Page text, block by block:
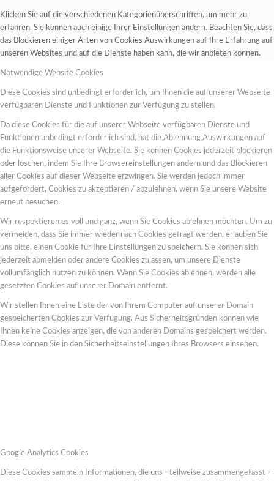
Klicken Sie auf die verschiedenen Kategorienüberschriften, um mehr zu
erfahren. Sie können auch einige Ihrer Einstellungen ändern. Beachten Sie, dass
das Blockieren einiger Arten von Cookies Auswirkungen auf Ihre Erfahrung auf
unseren Websites und auf die Dienste haben kann, die wir anbieten können.
Notwendige Website Cookies
Diese Cookies sind unbedingt erforderlich, um Ihnen die auf unserer Webseite
verfügbaren Dienste und Funktionen zur Verfügung zu stellen.
Da diese Cookies für die auf unserer Webseite verfügbaren Dienste und
Funktionen unbedingt erforderlich sind, hat die Ablehnung Auswirkungen auf
die Funktionsweise unserer Webseite. Sie können Cookies jederzeit blockieren
oder löschen, indem Sie Ihre Browsereinstellungen ändern und das Blockieren
aller Cookies auf dieser Webseite erzwingen. Sie werden jedoch immer
aufgefordert, Cookies zu akzeptieren / abzulehnen, wenn Sie unsere Website
erneut besuchen.
Wir respektieren es voll und ganz, wenn Sie Cookies ablehnen möchten. Um zu
vermeiden, dass Sie immer wieder nach Cookies gefragt werden, erlauben Sie
uns bitte, einen Cookie für Ihre Einstellungen zu speichern. Sie können sich
jederzeit abmelden oder andere Cookies zulassen, um unsere Dienste
vollumfänglich nutzen zu können. Wenn Sie Cookies ablehnen, werden alle
gesetzten Cookies auf unserer Domain entfernt.
Wir stellen Ihnen eine Liste der von Ihrem Computer auf unserer Domain
gespeicherten Cookies zur Verfügung. Aus Sicherheitsgründen können wie
Ihnen keine Cookies anzeigen, die von anderen Domains gespeichert werden.
Diese können Sie in den Sicherheitseinstellungen Ihres Browsers einsehen.
Google Analytics Cookies
Diese Cookies sammeln Informationen, die uns - teilweise zusammengefasst -